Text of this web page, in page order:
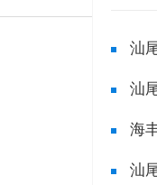
汕
汕
海
汕